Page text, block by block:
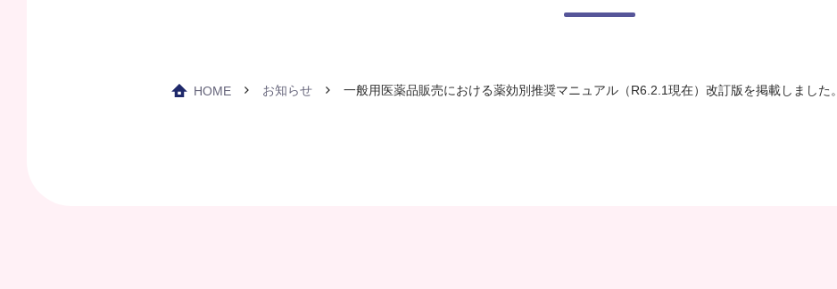
HOME お知らせ 一般用医薬品販売における薬効別推奨マニュアル（R6.2.1現在）改訂版を掲載しました。